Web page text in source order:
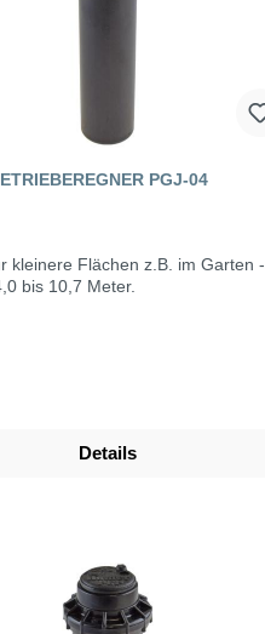
PGJ-04
kleinere Flächen z.B. im Garten -
bis 10,7 Meter.
Details